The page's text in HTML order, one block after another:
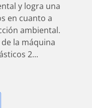
y logra una
en cuanto a
ambiental.
la máquina
2...